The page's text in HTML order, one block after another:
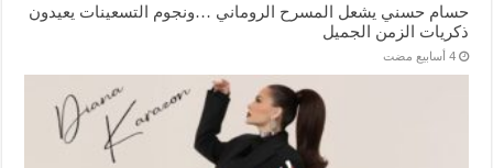
حسام حسني يشعل المسرح الروماني …ونجوم التسعينات يعيدون
ذكريات الزمن الجميل